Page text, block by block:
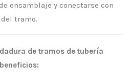
ensamblaje y conectarse con
tramo.
de tramos de tubería